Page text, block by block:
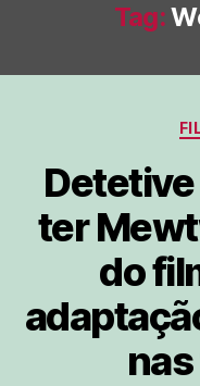
Tag:
ter
do